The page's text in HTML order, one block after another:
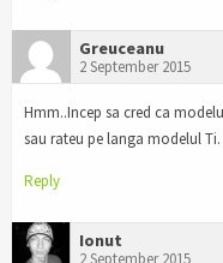
Greuceanu
2 September 2015
Hmm..Incep sa cred ca
sau rateu pe langa modelul Ti.
Reply
Ionut
2 September 2015